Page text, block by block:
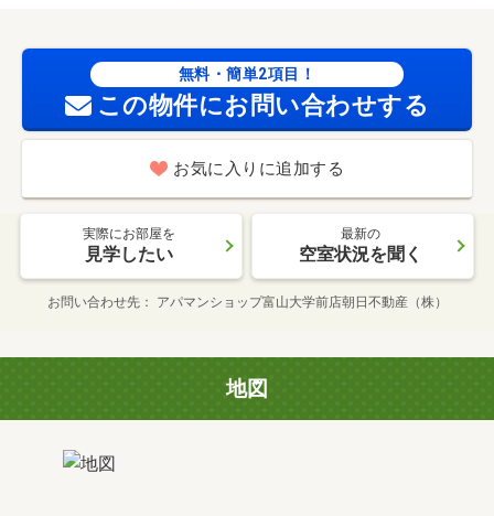
無料・簡単2項目！
この物件にお問い合わせする
お気に入りに追加する
実際にお部屋を
見学したい
最新の
空室状況を聞く
お問い合わせ先 アパマンショップ富山大学前店朝日不動産（株）
地図